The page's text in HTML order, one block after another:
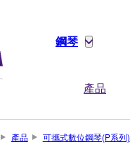
鋼琴
產品
產品 可攜式數位鋼琴(P系列)